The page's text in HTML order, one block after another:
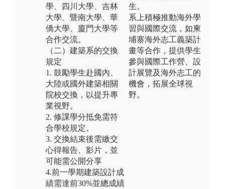
學、四川大學、吉林
大學、暨南大學、華
僑大學、廈門大學等
合作交流。
（二）建築系的交換
規定
1. 鼓勵學生赴國內、
大陸或國外建築相關
院校交換，以提升專
業視野。
2. 修課學分抵免需符
合學校規定。
3. 交換結束後需繳交
心得報告、影片，並
可能需公開分享
4.前一學期建築設計成
績需達前30%並總成績
生。
系上積極推動海外學
習與國際交流，如柬
埔寨海外志工義築計
畫等合作，提供學生
參與國際工作營、設
計展覽及海外志工的
機會，拓展全球視
野。